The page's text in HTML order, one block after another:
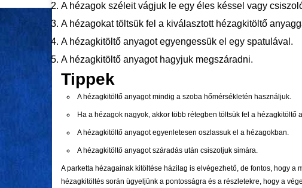
A hézagok széleit vágjuk le egy éles késsel vagy
A hézagokat töltsük fel a kiválasztott hézagkitöltő
A hézagkitöltő anyagot egyengessük el egy spatulával.
A hézagkitöltő anyagot hagyjuk megszáradni.
Tippek
A hézagkitöltő anyagot mindig a szoba hőmérsékletén használjuk.
Ha a hézagok nagyok, akkor több rétegben töltsük fel a hézagkitöltő
A hézagkitöltő anyagot egyenletesen oszlassuk el a hézagokban.
A hézagkitöltő anyagot száradás után csiszoljuk simára.
A parketta hézagainak kitöltése házilag is elvégezhető, de fontos, hogy a
hézagkitöltés során ügyeljünk a pontosságra és a részletekre, hogy a